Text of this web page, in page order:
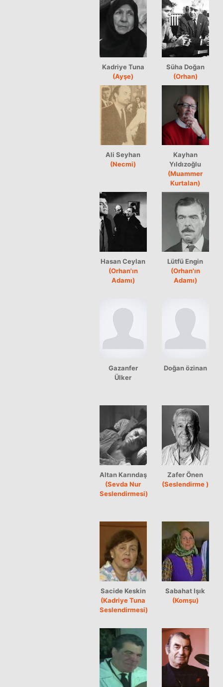
Kadriye Tuna
(Ayşe)
Süha Doğan
(Orhan)
Ali Seyhan
(Necmi)
Kayhan
Yıldızoğlu
(Muammer
Kurtalan)
Hasan Ceylan
(Orhan'ın
Adamı)
Lütfü Engin
(Orhan'ın
Adamı)
Gazanfer
Ülker
Doğan özinan
Altan Karındaş
(Sevda Nur
Seslendirmesi)
Zafer Önen
(Seslendirme )
Sacide Keskin
(Kadriye Tuna
Seslendirmesi)
Sabahat Işık
(Komşu)